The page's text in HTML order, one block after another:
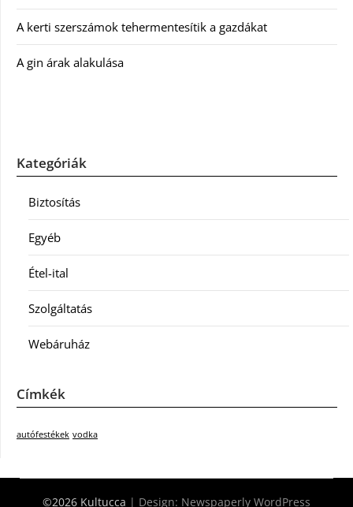
A kerti szerszámok tehermentesítik a gazdákat
A gin árak alakulása
Kategóriák
Biztosítás
Egyéb
Étel-ital
Szolgáltatás
Webáruház
Címkék
autófestékek vodka
©2026 Kultucca | Design: Newspaperly WordPress